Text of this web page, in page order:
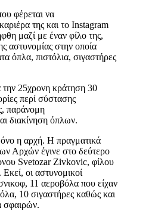
φέρεται να
της και το Instagram
μαζί με έναν φίλο της,
αστυνομίας στην οποία
όπλα, πιστόλια, σιγαστήρες
την 25χρονη κράτηση 30
περί σύστασης
παράνομη
διακίνηση όπλων.
η αρχή. Η πραγματικά
Αρχών έγινε στο δεύτερο
Svetozar Zivkovic, φίλου
οι αστυνομικοί
11 αεροβόλα που είχαν
10 σιγαστήρες καθώς και
σφαιρών.